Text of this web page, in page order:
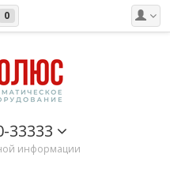
0
33333
информации